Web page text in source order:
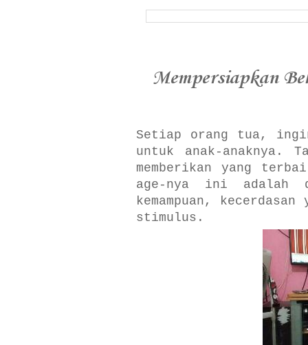
Mempersiapkan
Setiap orang tua,
untuk anak-anaknya.
memberikan yang
age-nya ini adalah
kemampuan,
stimulus.